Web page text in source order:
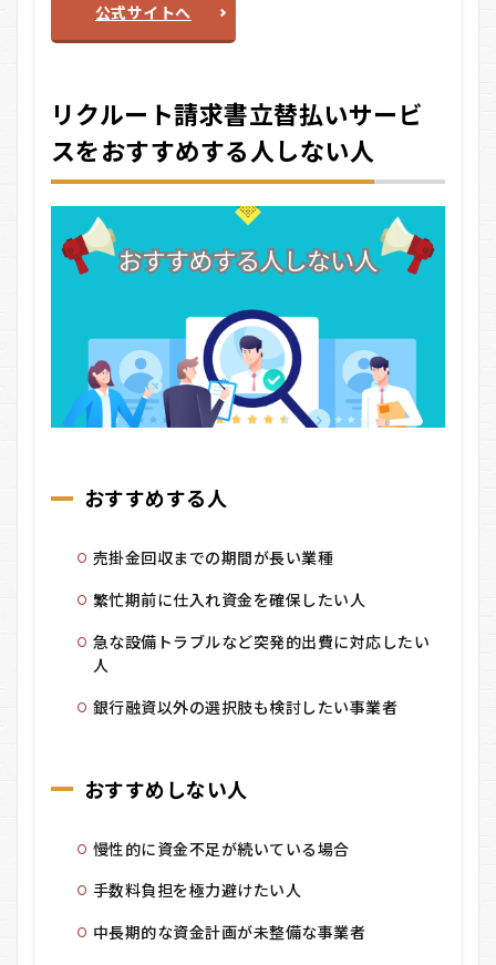
公式サイトへ
リクルート請求書立替払いサービ
スをおすすめする人しない人
おすすめする人
売掛金回収までの期間が長い業種
繁忙期前に仕入れ資金を確保したい人
急な設備トラブルなど突発的出費に対応したい
人
銀行融資以外の選択肢も検討したい事業者
おすすめしない人
慢性的に資金不足が続いている場合
手数料負担を極力避けたい人
中長期的な資金計画が未整備な事業者